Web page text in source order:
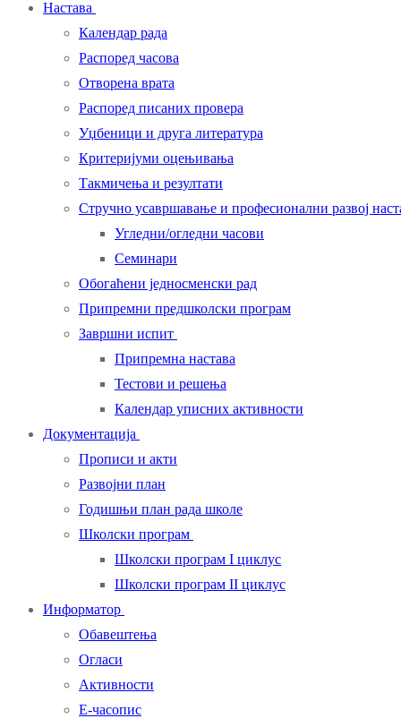
Настава
Календар рада
Распоред часова
Отворена врата
Распоред писаних провера
Уџбеници и друга литература
Критеријуми оцењивања
Такмичења и резултати
Стручно усавршавање и професионални развој
Угледни/огледни часови
Семинари
Обогаћени једносменски рад
Припремни предшколски програм
Завршни испит
Припремна настава
Тестови и решења
Календар уписних активности
Документација
Прописи и акти
Развојни план
Годишњи план рада школе
Школски програм
Школски програм I циклус
Школски програм II циклус
Информатор
Обавештења
Огласи
Активности
Е-часопис